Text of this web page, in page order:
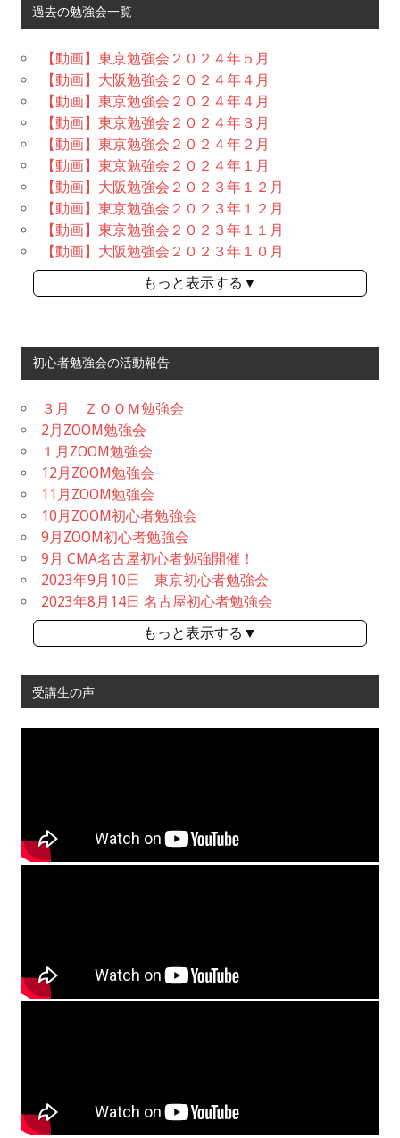
過去の勉強会一覧
【動画】東京勉強会２０２４年５月
【動画】大阪勉強会２０２４年４月
【動画】東京勉強会２０２４年４月
【動画】東京勉強会２０２４年３月
【動画】東京勉強会２０２４年２月
【動画】東京勉強会２０２４年１月
【動画】大阪勉強会２０２３年１２月
【動画】東京勉強会２０２３年１２月
【動画】東京勉強会２０２３年１１月
【動画】大阪勉強会２０２３年１０月
もっと表示する▼
初心者勉強会の活動報告
３月 ＺＯＯＭ勉強会
2月ZOOM勉強会
１月ZOOM勉強会
12月ZOOM勉強会
11月ZOOM勉強会
10月ZOOM初心者勉強会
9月ZOOM初心者勉強会
9月 CMA名古屋初心者勉強開催！
2023年9月10日 東京初心者勉強会
2023年8月14日 名古屋初心者勉強会
もっと表示する▼
受講生の声